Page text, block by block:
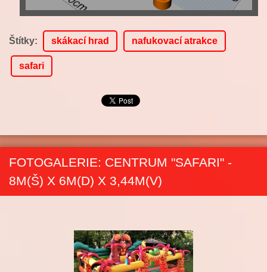
Štítky: skákací hrad nafukovací atrakce
safari
FOTOGALERIE: CENTRUM "SAFARI" -
8M(Š) X 6M(D) X 3,44M(V)